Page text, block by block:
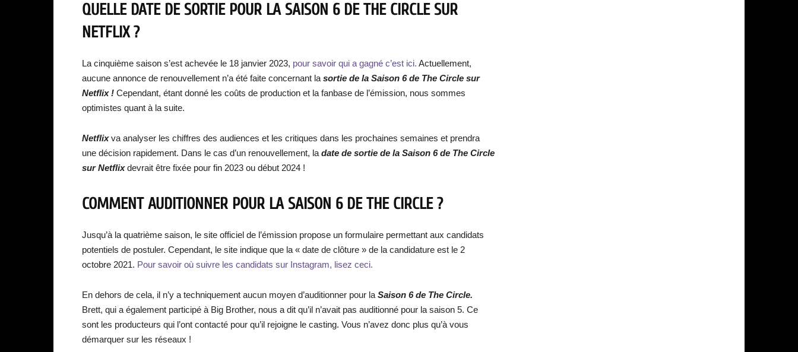
QUELLE DATE DE SORTIE POUR LA SAISON 6 DE THE CIRCLE SUR
NETFLIX ?
La cinquième saison s’est achevée le 18 janvier 2023, pour savoir qui a gagné c’est ici. Actuellement,
aucune annonce de renouvellement n’a été faite concernant la sortie de la Saison 6 de The Circle sur
Netflix ! Cependant, étant donné les coûts de production et la fanbase de l’émission, nous sommes
optimistes quant à la suite.
Netflixva analyser les chiffres des audiences et les critiques dans les prochaines semaines et prendra
une décision rapidement. Dans le cas d’un renouvellement, la date de sortie de la Saison 6 de The Circle
sur Netflixdevrait être fixée pour fin 2023 ou début 2024 !
COMMENT AUDITIONNER POUR LA SAISON 6 DE THE CIRCLE ?
Jusqu’à la quatrième saison, le site officiel de l’émission propose un formulaire permettant aux candidats
potentiels de postuler. Cependant, le site indique que la « date de clôture » de la candidature est le 2
octobre 2021. Pour savoir où suivre les candidats sur Instagram, lisez ceci.
En dehors de cela, il n’y a techniquement aucun moyen d’auditionner pour la Saison 6 de The Circle.
Brett, qui a également participé à Big Brother, nous a dit qu’il n’avait pas auditionné pour la saison 5. Ce
sont les producteurs qui l’ont contacté pour qu’il rejoigne le casting. Vous n’avez donc plus qu’à vous
démarquer sur les réseaux !